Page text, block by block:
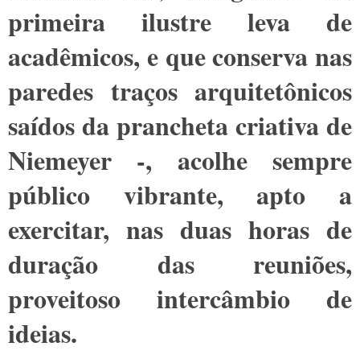
primeira ilustre leva de
acadêmicos, e que conserva nas
paredes traços arquitetônicos
saídos da prancheta criativa de
Niemeyer -, acolhe sempre
público vibrante, apto a
exercitar, nas duas horas de
duração das reuniões,
proveitoso intercâmbio de
ideias.